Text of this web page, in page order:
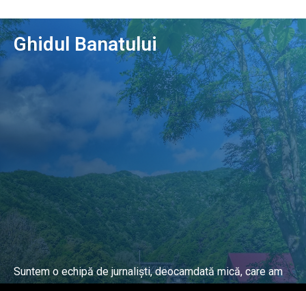
Ghidul Banatului
Suntem o echipă de jurnaliști, deocamdată mică, care am
lucrat și lucrăm în presa locală și națională de mai mulți